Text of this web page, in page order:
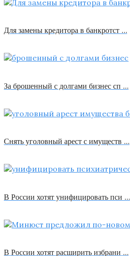
Для замены кредитора в банкротст …
За брошенный с долгами бизнес сп …
Снять уголовный арест с имуществ …
В России хотят унифицировать пси …
В России хотят расширить избрани …